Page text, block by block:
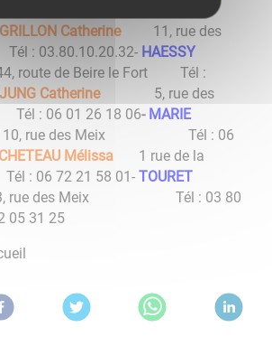
d’Argent Tél :
GRILLON Catherine
11, rue des
03.80.10.20.32- HAESSY
de Beire le Fort Tél :
JUNG Catherine
5, rue des
06 01 26 18 06-MARIE
rue des Meix Tél : 06
Mélissa
1 rue de la
06 72 21 58 01- TOURET
rue des Meix Tél : 03 80
05 31 25